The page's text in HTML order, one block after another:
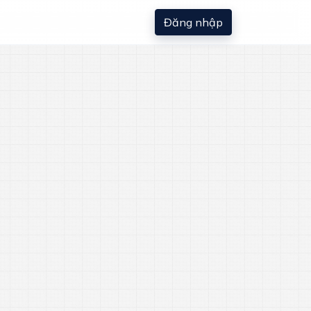
Đăng nhập